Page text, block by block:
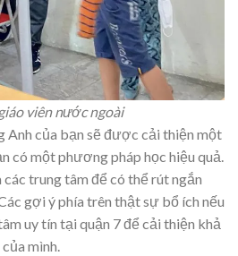
viên nước ngoài
Anh của bạn sẽ được cải thiện một
có một phương pháp học hiệu quả.
trung tâm để có thể rút ngắn
gợi ý phía trên thật sự bổ ích nếu
uy tín tại quận 7 để cải thiện khả
mình.